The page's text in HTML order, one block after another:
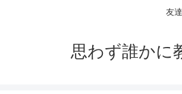
友
思わず誰かに